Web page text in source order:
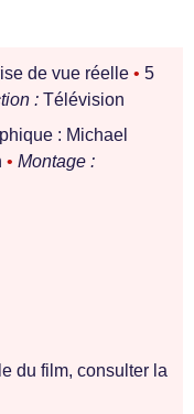
de vue réelle • 5
: Télévision
: Michael
• Montage :
du film, consulter la